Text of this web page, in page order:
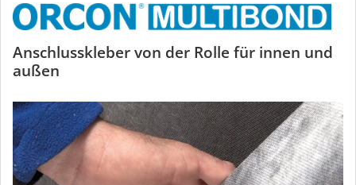
ORCON
MULTIBOND
Anschlusskleber von der Rolle für innen und
außen